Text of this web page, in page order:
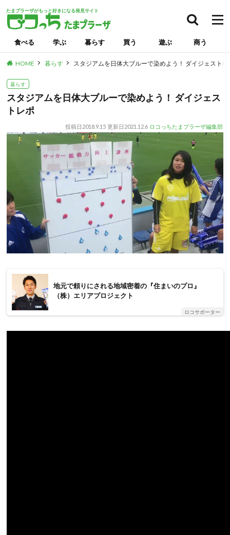
たまプラーザがもっと好きになる発見サイト
食べる 学ぶ 暮らす 買う 遊ぶ 商う
HOME 暮らす スタジアムを日体大ブルーで染めよう！ ダイジェストレ
暮らす
スタジアムを日体大ブルーで染めよう！ ダイジェス
トレポ
投稿日 2018.9.15 更新日 2021.12.6 ロコっちたまプラーザ編集部
地元で頼りにされる地域密着の『住まいのプロ』
（株）エリアプロジェクト
ロコサポーター